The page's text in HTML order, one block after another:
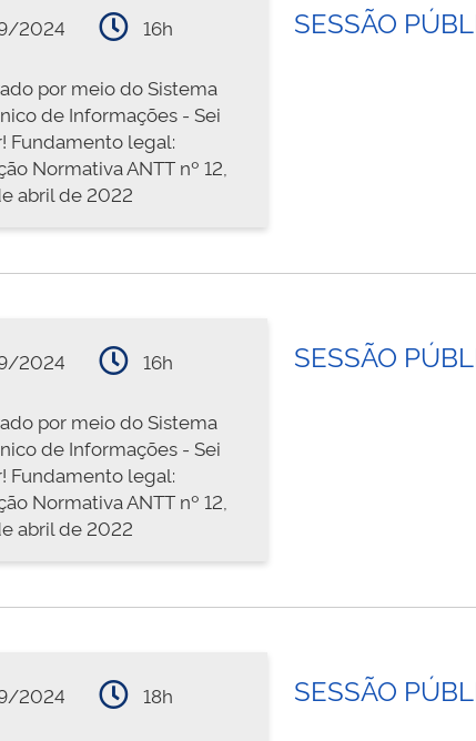
2024 16h
por meio do Sistema
de Informações - Sei
Fundamento legal:
Normativa ANTT nº 12,
abril de 2022
SESSÃO
2024 16h
por meio do Sistema
de Informações - Sei
Fundamento legal:
Normativa ANTT nº 12,
abril de 2022
SESSÃO
2024 18h SESSÃO